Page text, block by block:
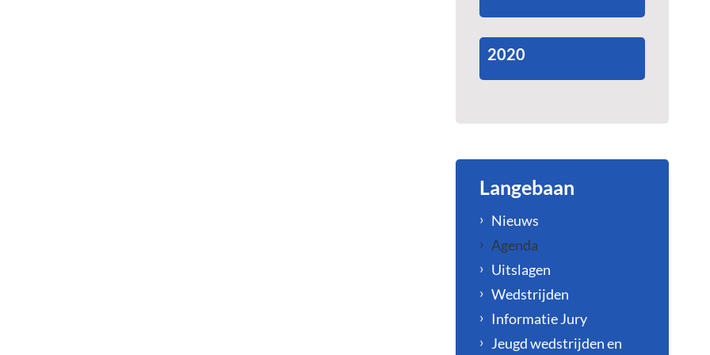
2020
Langebaan
Nieuws
Agenda
Uitslagen
Wedstrijden
Informatie Jury
Jeugd wedstrijden en